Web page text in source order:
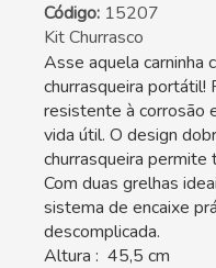
Código: 15207
Kit Churrasco
Asse aquela carninha
churrasqueira portátil!
resistente à corrosão
vida útil. O design
churrasqueira permite
Com duas grelhas
sistema de encaixe
descomplicada.
Altura : 45,5 cm